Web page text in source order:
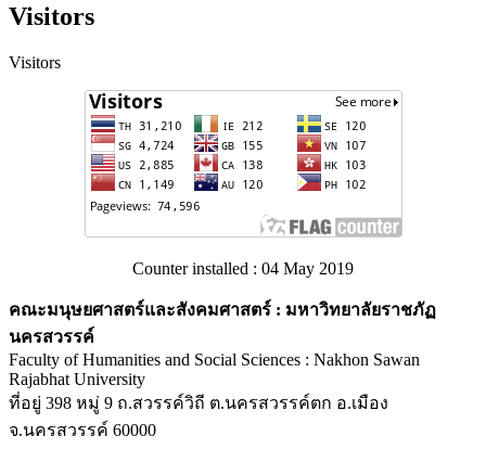
Visitors
Visitors
Counter installed : 04 May 2019
คณะมนุษยศาสตร์และสังคมศาสตร์ : มหาวิทยาลัยราชภัฏ
นครสวรรค์
Faculty of Humanities and Social Sciences : Nakhon Sawan
Rajabhat University
ที่อยู่ 398 หมู่ 9 ถ.สวรรค์วิถี ต.นครสวรรค์ตก อ.เมือง
จ.นครสวรรค์ 60000